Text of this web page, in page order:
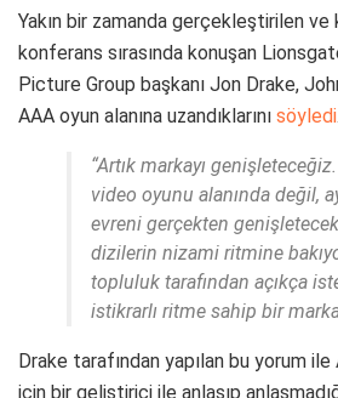
Yakın bir zamanda gerçekleştirilen ve
konferans sırasında konuşan
Picture Group başkanı Jon Drake,
AAA oyun alanına uzandıklarını söyledi
“Artık markayı
video oyunu alanında değil,
evreni gerçekten
dizilerin nizami ritmine
topluluk tarafından açıkça
istikrarlı ritme sahip bir
Drake tarafından yapılan bu yorum
için bir geliştirici ile anlaşıp